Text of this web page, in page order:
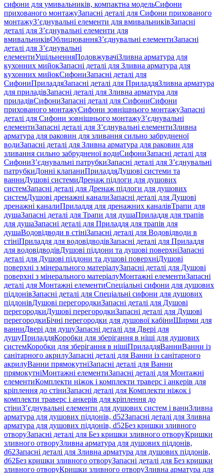
сифони для умивальників, компактна модельСифони
прихованого монтажуЗапасні деталі для Сифони прихованого
монтажуЗ’єднувальні елементи для вмивальниківЗапасні
деталі для З’єднувальні елементи для
вмивальниківОблицюванняЗ’єднувальні елементиЗапасні
деталі для З’єднувальні
елементиУщільненняПодовжувачіЗливна арматура для
кухонних мийокЗапасні деталі для Зливна арматура для
кухонних мийокСифониЗапасні деталі для
СифониПриладдяЗапасні деталі для ПриладдяЗливна арматура
для приладівЗапасні деталі для Зливна арматура для
приладівСифониЗапасні деталі для СифониСифони
прихованого монтажуСифони зовнішнього монтажуЗапасні
деталі для Сифони зовнішнього монтажуЗ’єднувальні
елементиЗапасні деталі для З’єднувальні елементиЗливна
арматура для раковин для зливання сильно забрудненої
водиЗапасні деталі для Зливна арматура для раковин для
зливання сильно забрудненої водиСифониЗапасні деталі для
СифониЗ’єднувальні патрубкиЗапасні деталі для З’єднувальні
патрубкиДонні клапаниПриладдяДушові системи та
ванниДушові системиДренаж підлоги для душових
системЗапасні деталі для Дренаж підлоги для душових
системДушові дренажні каналиЗапасні деталі для Душові
дренажні каналиПриладдя для дренажних каналівТрапи для
душаЗапасні деталі для Трапи для душаПриладдя для трапів
для душаЗапасні деталі для Приладдя для трапів для
душаВодовідводи в стініЗапасні деталі для Водовідводи в
стініПриладдя для водовідводівЗапасні деталі для Приладдя
для водовідводівДушові піддони та душові поверхніЗапасні
деталі для Душові піддони та душові поверхніДушові
поверхні з мінерального матеріалуЗапасні деталі для Душові
поверхні з мінерального матеріалуМонтажні елементиЗапасні
деталі для Монтажні елементиСпеціальні сифони для душових
піддонівЗапасні деталі для Спеціальні сифони для душових
піддонівДушові перегородкиЗапасні деталі для Душові
перегородкиДушові перегородкиЗапасні деталі для Душові
перегородкиБічні перегородки для душової кабіниШирми для
ванниДвері для душуЗапасні деталі для Двері для
душуПриладдяКоробки для зберігання в ніші для душових
системКоробки для зберігання в нішіПриладдяВанниВанни із
санітарного акрилуЗапасні деталі для Ванни із санітарного
акрилуВанни прямокутніЗапасні деталі для Ванни
прямокутніМонтажні елементиЗапасні деталі для Монтажні
елементиКомплекти ніжок і комплекти траверс і анкерів для
кріплення до стіниЗапасні деталі для Комплекти ніжок і
комплекти траверс і анкерів для кріплення до
стіниЗ’єднувальні елементи для душових систем і ваннЗливна
арматура для душових піддонів, d52Запасні деталі для Зливна
арматура для душових піддонів, d52Без кришки зливного
отворуЗапасні деталі для Без кришки зливного отворуКришки
зливного отворуЗливна арматура для душових піддонів,
d62Запасні деталі для Зливна арматура для душових піддонів,
d62Без кришки зливного отворуЗапасні деталі для Без кришки
зливного отворуКришки зливного отворуЗливна арматура для